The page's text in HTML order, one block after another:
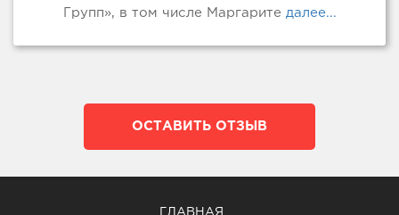
Групп», в том числе Маргарите далее...
ОСТАВИТЬ ОТЗЫВ
ГЛАВНАЯ